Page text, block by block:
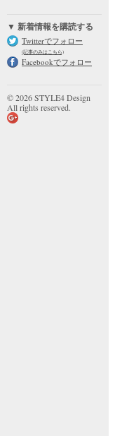
▼ 新着情報を購読する
Twitterでフォロー
(記事のみはこちら)
Facebookでフォロー
© 2026 STYLE4 Design
All rights reserved.